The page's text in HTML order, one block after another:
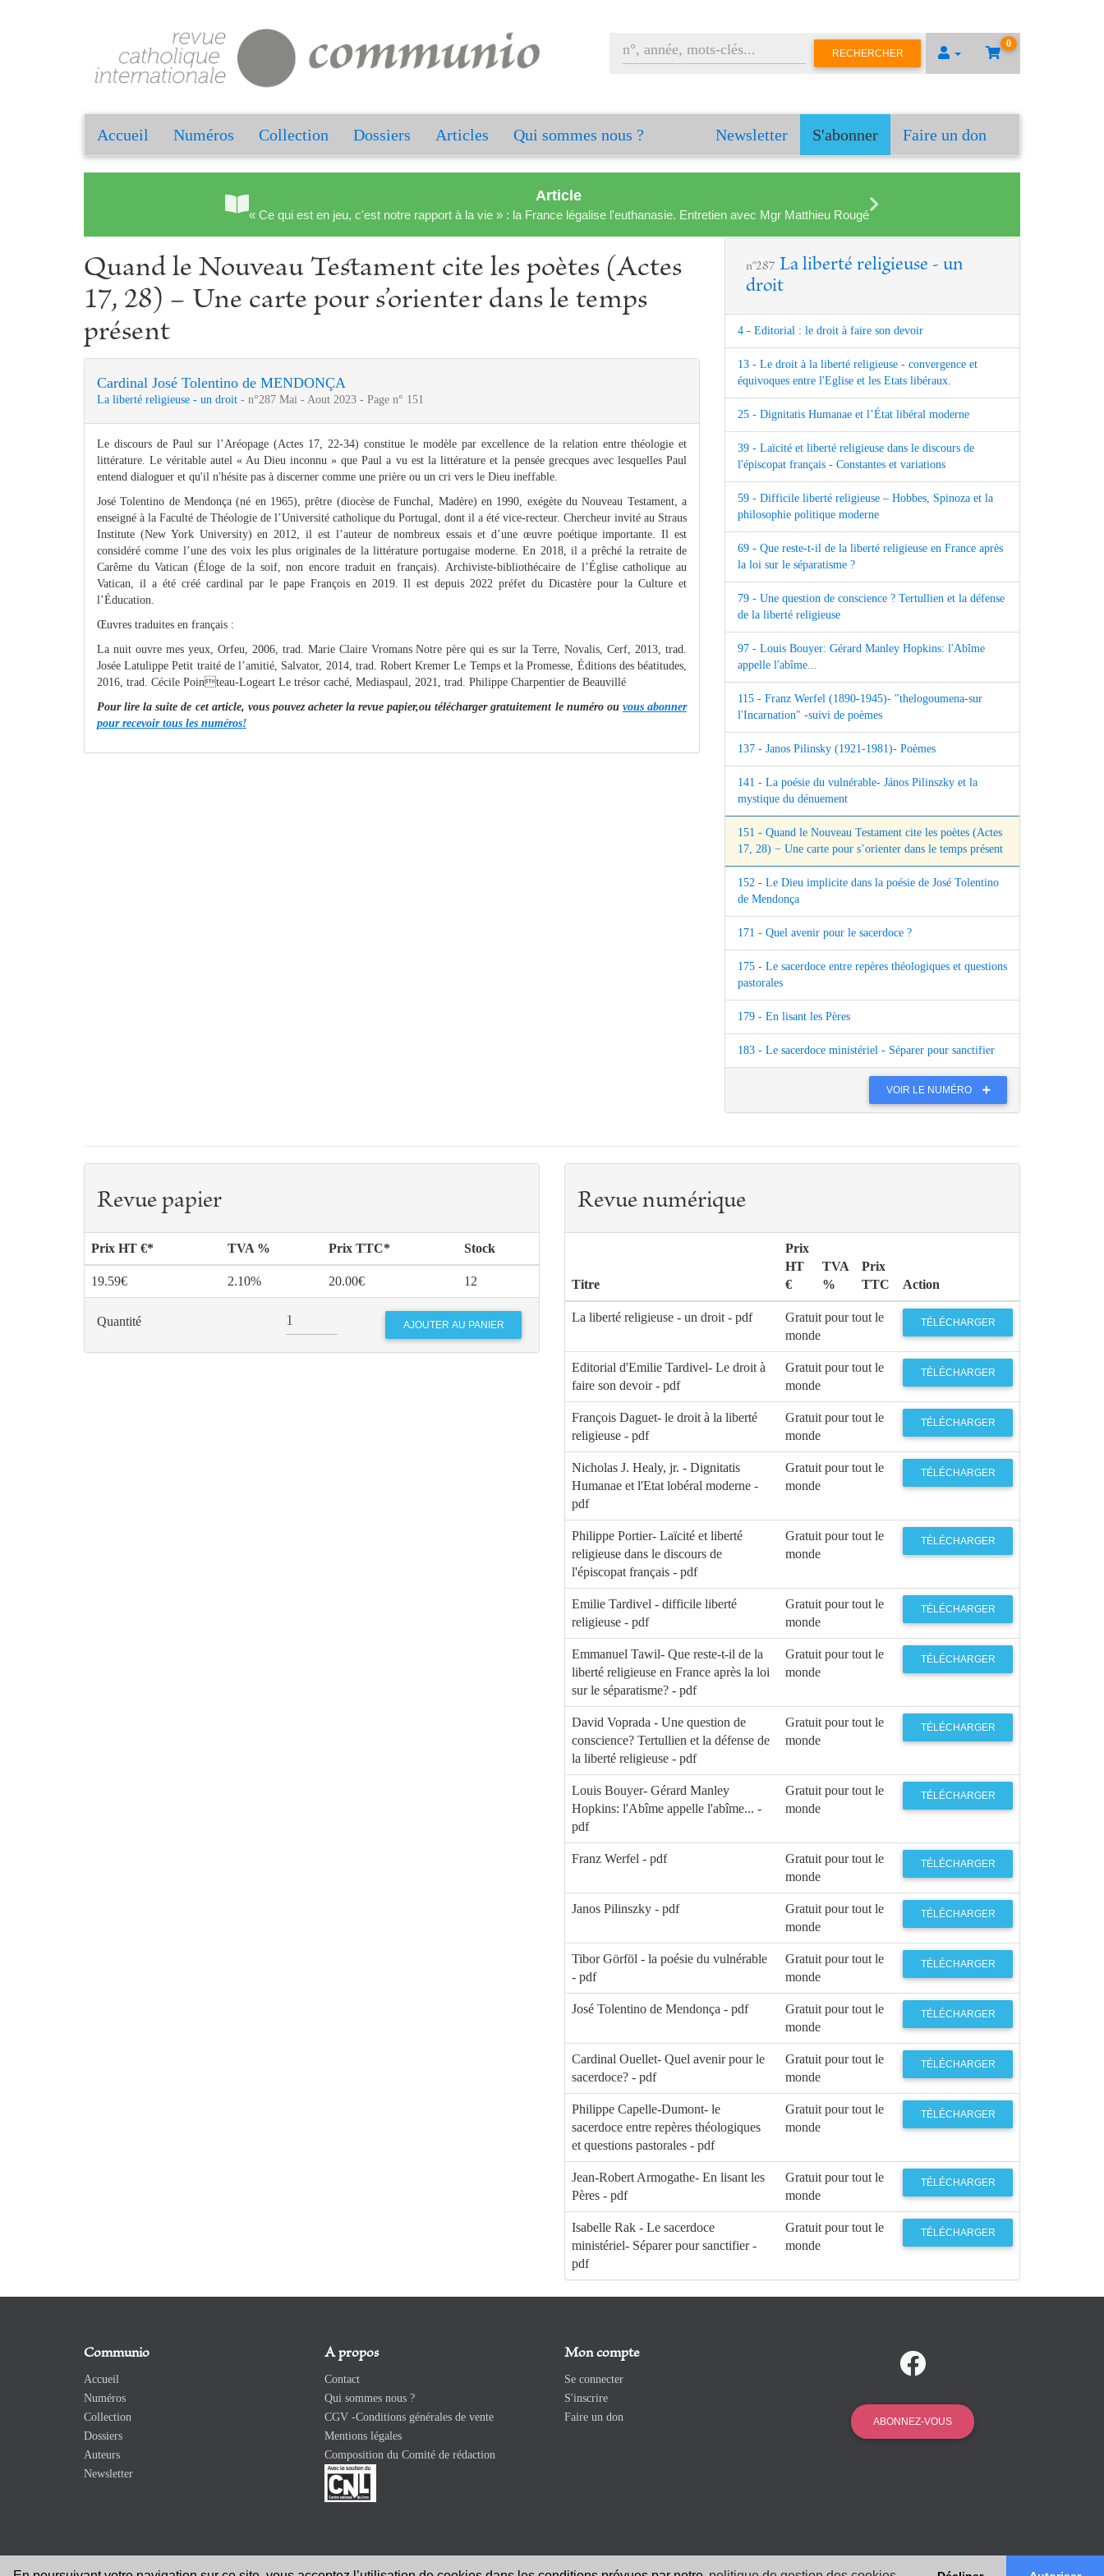
0
RECHERCHER
Accueil Numéros Collection Dossiers Articles Qui sommes nous ? Newsletter S'abonner Faire un don
Article
« Ce qui est en jeu, c'est notre rapport à la vie » : la France légalise l'euthanasie. Entretien avec Mgr Matthieu Rougé
Quand le Nouveau Testament cite les poètes (Actes
17, 28) − Une carte pour s’orienter dans le temps
présent
Cardinal José Tolentino de MENDONÇA
La liberté religieuse - un droit - n°287 Mai - Aout 2023 - Page n° 151
Le discours de Paul sur l’Aréopage (Actes 17, 22-34) constitue le modèle par excellence de la relation entre théologie et
littérature. Le véritable autel « Au Dieu inconnu » que Paul a vu est la littérature et la pensée grecques avec lesquelles Paul
entend dialoguer et qu'il n'hésite pas à discerner comme une prière ou un cri vers le Dieu ineffable.
José Tolentino de Mendonça (né en 1965), prêtre (diocèse de Funchal, Madère) en 1990, exégète du Nouveau Testament, a
enseigné à la Faculté de Théologie de l’Université catholique du Portugal, dont il a été vice-recteur. Chercheur invité au Straus
Institute (New York University) en 2012, il est l’auteur de nombreux essais et d’une œuvre poétique importante. Il est
considéré comme l’une des voix les plus originales de la littérature portugaise moderne. En 2018, il a prêché la retraite de
Carême du Vatican (Éloge de la soif, non encore traduit en français). Archiviste-bibliothécaire de l’Église catholique au
Vatican, il a été créé cardinal par le pape François en 2019. Il est depuis 2022 préfet du Dicastère pour la Culture et
l’Éducation.
Œuvres traduites en français :
La nuit ouvre mes yeux, Orfeu, 2006, trad. Marie Claire Vromans Notre père qui es sur la Terre, Novalis, Cerf, 2013, trad.
Josée Latulippe Petit traité de l’amitié, Salvator, 2014, trad. Robert Kremer Le Temps et la Promesse, Éditions des béatitudes,
2016, trad. Cécile Pointeau-Logeart Le trésor caché, Mediaspaul, 2021, trad. Philippe Charpentier de Beauvillé
Pour lire la suite de cet article, vous pouvez acheter la revue papier,ou télécharger gratuitement le numéro ou vous abonner
pour recevoir tous les numéros!
n°287 La liberté religieuse - un
droit
4 - Editorial : le droit à faire son devoir
13 - Le droit à la liberté religieuse - convergence et
équivoques entre l'Eglise et les Etats libéraux.
25 - Dignitatis Humanae et l’État libéral moderne
39 - Laïcité et liberté religieuse dans le discours de
l'épiscopat français - Constantes et variations
59 - Difficile liberté religieuse – Hobbes, Spinoza et la
philosophie politique moderne
69 - Que reste-t-il de la liberté religieuse en France après
la loi sur le séparatisme ?
79 - Une question de conscience ? Tertullien et la défense
de la liberté religieuse
97 - Louis Bouyer: Gérard Manley Hopkins: l'Abîme
appelle l'abîme...
115 - Franz Werfel (1890-1945)- "thelogoumena-sur
l'Incarnation" -suivi de poèmes
137 - Janos Pilinsky (1921-1981)- Poèmes
141 - La poésie du vulnérable- János Pilinszky et la
mystique du dénuement
151 - Quand le Nouveau Testament cite les poètes (Actes
17, 28) − Une carte pour s’orienter dans le temps présent
152 - Le Dieu implicite dans la poésie de José Tolentino
de Mendonça
171 - Quel avenir pour le sacerdoce ?
175 - Le sacerdoce entre repères théologiques et questions
pastorales
179 - En lisant les Pères
183 - Le sacerdoce ministériel - Séparer pour sanctifier
VOIR LE NUMÉRO
Revue papier
Prix HT €* TVA % Prix TTC* Stock
19.59€ 2.10% 20.00€ 12
Quantité
Revue numérique
Titre
Prix
HT
€
TVA
%
Prix
TTC
Action
La liberté religieuse - un droit - pdf
Gratuit pour tout le
monde
TÉLÉCHARGER
Editorial d'Emilie Tardivel- Le droit à
faire son devoir - pdf
Gratuit pour tout le
monde
TÉLÉCHARGER
François Daguet- le droit à la liberté
religieuse - pdf
Gratuit pour tout le
monde
TÉLÉCHARGER
Nicholas J. Healy, jr. - Dignitatis
Humanae et l'Etat lobéral moderne -
pdf
Gratuit pour tout le
monde
TÉLÉCHARGER
Philippe Portier- Laïcité et liberté
religieuse dans le discours de
l'épiscopat français - pdf
Gratuit pour tout le
monde
TÉLÉCHARGER
Emilie Tardivel - difficile liberté
religieuse - pdf
Gratuit pour tout le
monde
TÉLÉCHARGER
Emmanuel Tawil- Que reste-t-il de la
liberté religieuse en France après la loi
sur le séparatisme? - pdf
Gratuit pour tout le
monde
TÉLÉCHARGER
David Voprada - Une question de
conscience? Tertullien et la défense de
la liberté religieuse - pdf
Gratuit pour tout le
monde
TÉLÉCHARGER
Louis Bouyer- Gérard Manley
Hopkins: l'Abîme appelle l'abîme... -
pdf
Gratuit pour tout le
monde
TÉLÉCHARGER
Franz Werfel - pdf
Gratuit pour tout le
monde
TÉLÉCHARGER
Janos Pilinszky - pdf
Gratuit pour tout le
monde
TÉLÉCHARGER
Tibor Görföl - la poésie du vulnérable
- pdf
Gratuit pour tout le
monde
TÉLÉCHARGER
José Tolentino de Mendonça - pdf
Gratuit pour tout le
monde
TÉLÉCHARGER
Cardinal Ouellet- Quel avenir pour le
sacerdoce? - pdf
Gratuit pour tout le
monde
TÉLÉCHARGER
Philippe Capelle-Dumont- le
sacerdoce entre repères théologiques
et questions pastorales - pdf
Gratuit pour tout le
monde
TÉLÉCHARGER
Jean-Robert Armogathe- En lisant les
Pères - pdf
Gratuit pour tout le
monde
TÉLÉCHARGER
Isabelle Rak - Le sacerdoce
ministériel- Séparer pour sanctifier -
pdf
Gratuit pour tout le
monde
TÉLÉCHARGER
Communio
Accueil
Numéros
Collection
Dossiers
Auteurs
Newsletter
A propos
Contact
Qui sommes nous ?
CGV -Conditions générales de vente
Mentions légales
Composition du Comité de rédaction
Mon compte
Se connecter
S'inscrire
Faire un don
ABONNEZ-VOUS